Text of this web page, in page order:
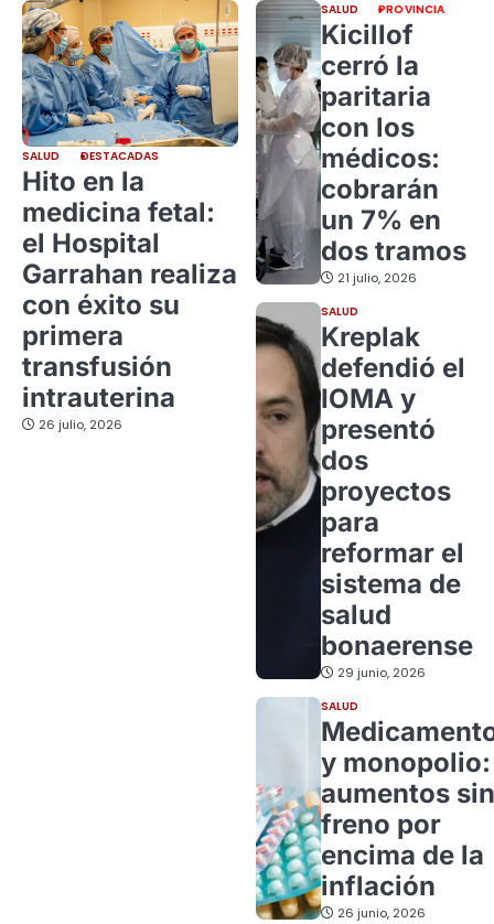
SALUD DESTACADAS
Hito en la
medicina fetal:
el Hospital
Garrahan realiza
con éxito su
primera
transfusión
intrauterina
26 julio, 2026
SALUD PROVINCIA
Kicillof
cerró la
paritaria
con los
médicos:
cobrarán
un 7% en
dos tramos
21 julio, 2026
SALUD
Kreplak
defendió el
IOMA y
presentó
dos
proyectos
para
reformar el
sistema de
salud
bonaerense
29 junio, 2026
SALUD
y monopolio:
aumentos sin
freno por
encima de la
inflación
26 junio, 2026